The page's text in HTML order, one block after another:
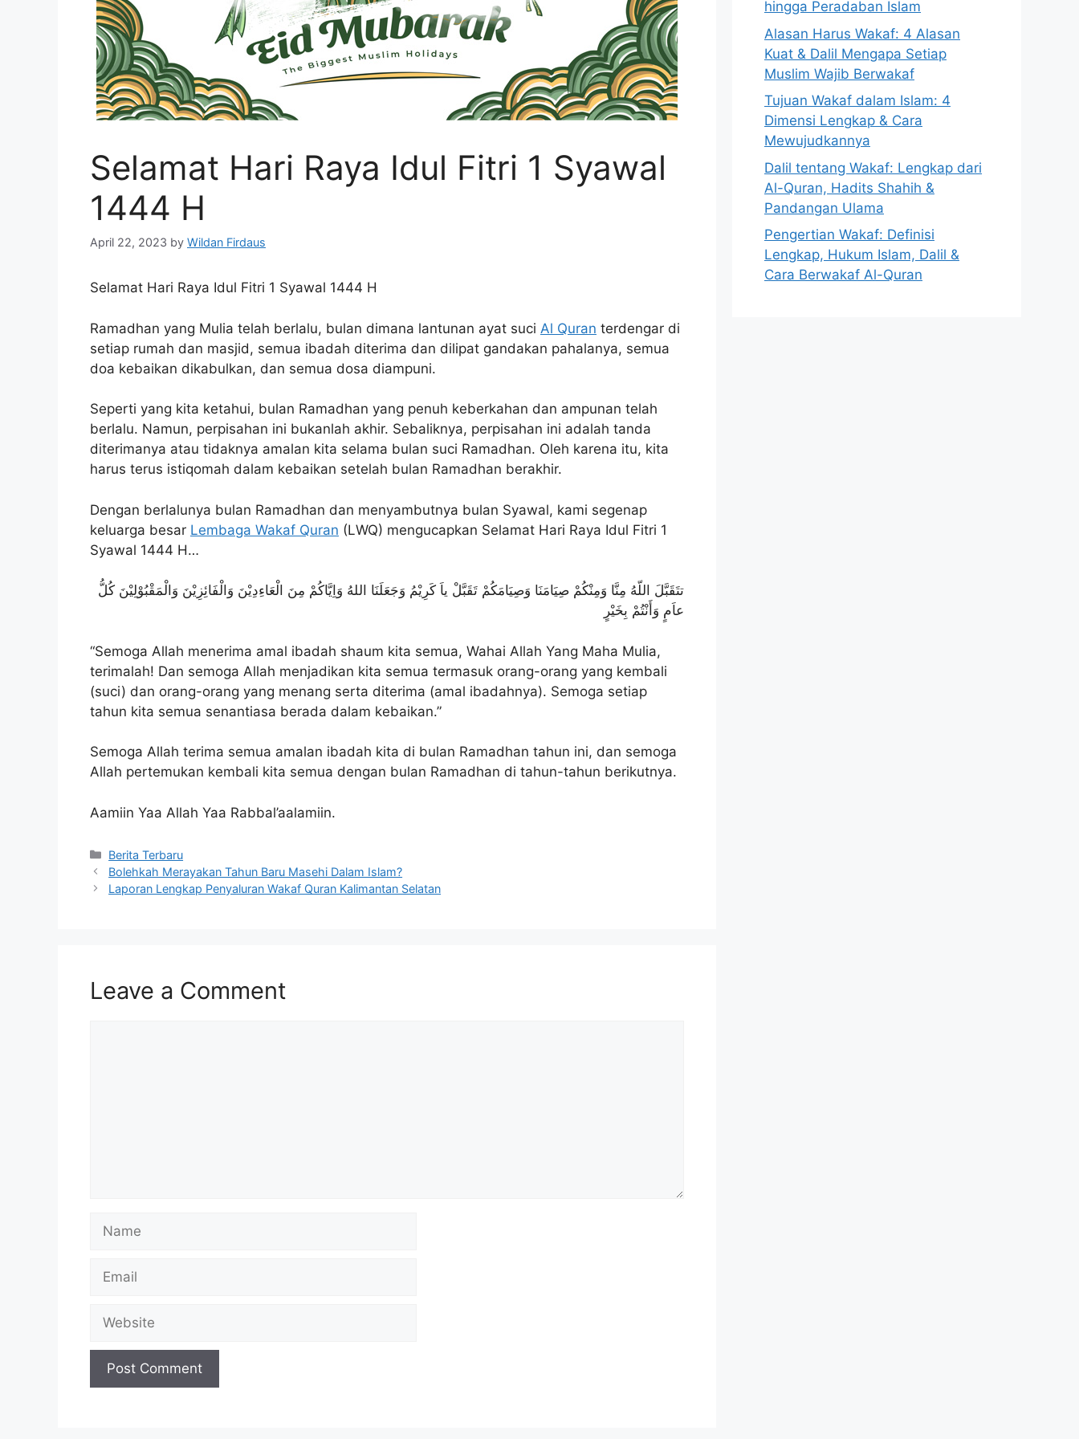
Selamat Hari Raya Idul Fitri 1 Syawal
1444 H
April 22, 2023 by Wildan Firdaus
Selamat Hari Raya Idul Fitri 1 Syawal 1444 H
Ramadhan yang Mulia telah berlalu, bulan dimana lantunan ayat suci Al Quran terdengar di
setiap rumah dan masjid, semua ibadah diterima dan dilipat gandakan pahalanya, semua
doa kebaikan dikabulkan, dan semua dosa diampuni.
Seperti yang kita ketahui, bulan Ramadhan yang penuh keberkahan dan ampunan telah
berlalu. Namun, perpisahan ini bukanlah akhir. Sebaliknya, perpisahan ini adalah tanda
diterimanya atau tidaknya amalan kita selama bulan suci Ramadhan. Oleh karena itu, kita
harus terus istiqomah dalam kebaikan setelah bulan Ramadhan berakhir.
Dengan berlalunya bulan Ramadhan dan menyambutnya bulan Syawal, kami segenap
keluarga besar Lembaga Wakaf Quran (LWQ) mengucapkan Selamat Hari Raya Idul Fitri 1
Syawal 1444 H…
تتَقَبَّلَ اللّهُ مِنَّا وَمِنْكُمْ صِيَامَنَا وَصِيَامَكُمْ تَقَبَّلْ ياَ كَرِيْمُ وَجَعَلَنَا اللهُ وَاِيَّاكُمْ مِنَ الْعَاءِدِيْنَ وَالْفَائِزِيْنَ وَالْمَقْبُوْلِيْنَ كُلُّ
عاَمٍ وَأَنْتُمْ بِخَيْرٍ
“Semoga Allah menerima amal ibadah shaum kita semua, Wahai Allah Yang Maha Mulia,
terimalah! Dan semoga Allah menjadikan kita semua termasuk orang-orang yang kembali
(suci) dan orang-orang yang menang serta diterima (amal ibadahnya). Semoga setiap
tahun kita semua senantiasa berada dalam kebaikan.”
Semoga Allah terima semua amalan ibadah kita di bulan Ramadhan tahun ini, dan semoga
Allah pertemukan kembali kita semua dengan bulan Ramadhan di tahun-tahun berikutnya.
Aamiin Yaa Allah Yaa Rabbal’aalamiin.
Categories
Berita Terbaru
Bolehkah Merayakan Tahun Baru Masehi Dalam Islam?
Laporan Lengkap Penyaluran Wakaf Quran Kalimantan Selatan
Leave a Comment
hingga Peradaban Islam
Alasan Harus Wakaf: 4 Alasan
Kuat & Dalil Mengapa Setiap
Muslim Wajib Berwakaf
Tujuan Wakaf dalam Islam: 4
Dimensi Lengkap & Cara
Mewujudkannya
Dalil tentang Wakaf: Lengkap dari
Al-Quran, Hadits Shahih &
Pandangan Ulama
Pengertian Wakaf: Definisi
Lengkap, Hukum Islam, Dalil &
Cara Berwakaf Al-Quran